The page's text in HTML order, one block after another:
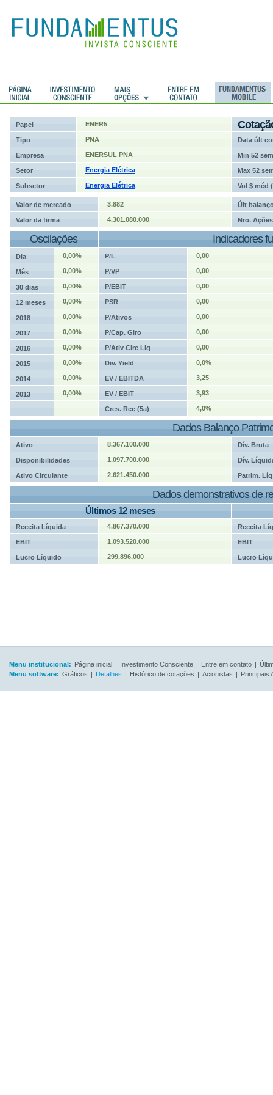
Papel ENER5
Tipo PNA Data últ
Empresa ENERSUL PNA Min 52 sem
Setor Energia Elétrica Max 52
Subsetor Energia Elétrica Vol $ méd
Valor de mercado 3.882 Últ
Valor da firma 4.301.080.000 Nro. Ações
Oscilações Indicadores
Dia 0,00% P/L 0,00
Mês 0,00% P/VP 0,00
30 dias 0,00% P/EBIT 0,00
12 meses 0,00% PSR 0,00
2018 0,00% P/Ativos 0,00
2017 0,00% P/Cap. Giro 0,00
2016 0,00% P/Ativ Circ Liq 0,00
2015 0,00% Div. Yield 0,0%
2014 0,00% EV / EBITDA 3,25
2013 0,00% EV / EBIT 3,93
Cres. Rec (5a) 4,0%
Dados Balanço
Ativo 8.367.100.000 Dív. Bruta
Disponibilidades 1.097.700.000 Dív.
Ativo Circulante 2.621.450.000 Patrim. Líq
Dados demonstrativos de
Últimos 12 meses
Receita Líquida 4.867.370.000 Receita
EBIT 1.093.520.000 EBIT
Lucro Líquido 299.896.000 Lucro
Menu institucional: Página inicial | Investimento Consciente | Entre em contato |
Menu software: Gráficos | Detalhes | Histórico de cotações | Acionistas | Principais